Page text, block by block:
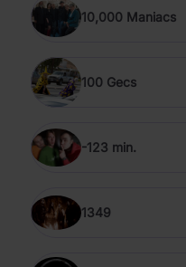
10,000 Maniacs
100 Gecs
-123 min.
1349